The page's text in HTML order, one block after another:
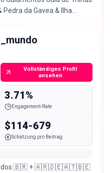
Pedra da Gavea & Ilha
Vollständiges Profil
ansehen
3.71%
Engagement-Rate
$114-679
Schätzung pro Beitrag
🇧🇷 + 🇦🇷🇩🇪🇦🇹🇧🇪